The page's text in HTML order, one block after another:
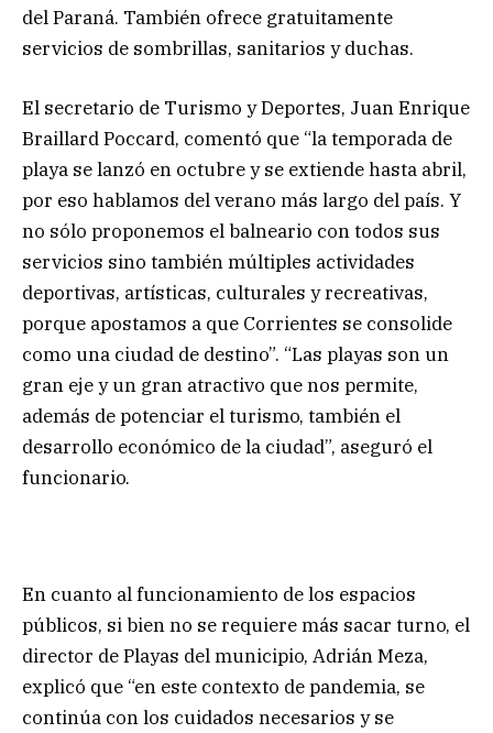
del Paraná. También ofrece gratuitamente
servicios de sombrillas, sanitarios y duchas.
El secretario de Turismo y Deportes, Juan Enrique
Braillard Poccard, comentó que “la temporada de
playa se lanzó en octubre y se extiende hasta abril,
por eso hablamos del verano más largo del país. Y
no sólo proponemos el balneario con todos sus
servicios sino también múltiples actividades
deportivas, artísticas, culturales y recreativas,
porque apostamos a que Corrientes se consolide
como una ciudad de destino”. “Las playas son un
gran eje y un gran atractivo que nos permite,
además de potenciar el turismo, también el
desarrollo económico de la ciudad”, aseguró el
funcionario.
En cuanto al funcionamiento de los espacios
públicos, si bien no se requiere más sacar turno, el
director de Playas del municipio, Adrián Meza,
explicó que “en este contexto de pandemia, se
continúa con los cuidados necesarios y se